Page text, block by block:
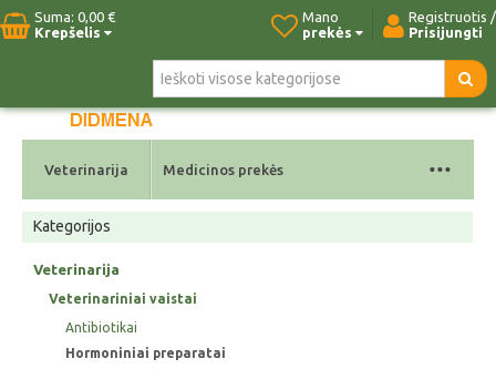
Suma: 0,00 €
Krepšelis
Registruotis /
Prisijungti
Mano
prekės
Pradžia Naujos prekės Kontaktai
Veterinarija Medicinos prekės ...
Kategorijos
Veterinarija
Veterinariniai vaistai
Antibiotikai
Hormoniniai preparatai